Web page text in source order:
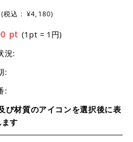
(税込 : ¥4,180)
pt (1pt = 1円)
況:
:
:
び材質のアイコンを選択後に表
す